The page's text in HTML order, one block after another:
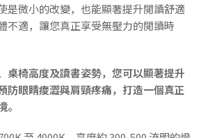
是微小的改變，也能顯著提升閱讀舒適
不適，讓您真正享受無壓力的閱讀時
桌椅高度及讀書姿勢，您可以顯著提升
防眼睛痠澀與肩頸疼痛，打造一個真正